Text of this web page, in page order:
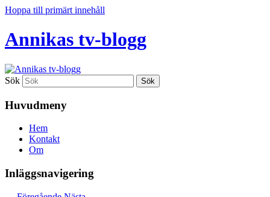
Hoppa till primärt innehåll
Annikas tv-blogg
Sök
Huvudmeny
Hem
Kontakt
Om
Inläggsnavigering